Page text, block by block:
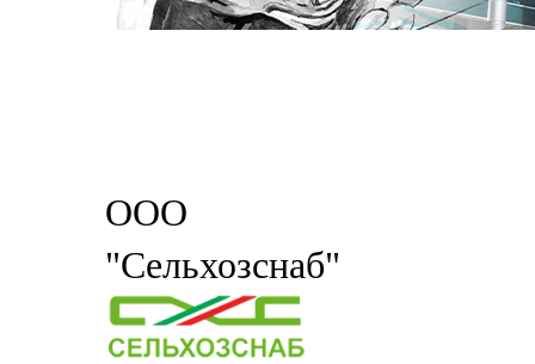
ООО
"Сельхозснаб"